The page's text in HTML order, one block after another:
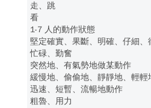
走、跳
看
1-7 人的動作狀態
堅定確實、果斷、明確、仔細、
忙碌、勤奮
突然地、有氣勢地做某動作
緩慢地、偷偷地、靜靜地、輕
迅速、短暫、流暢地動作
粗魯、用力